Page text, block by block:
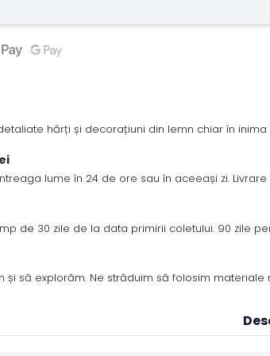
hărți și decorațiuni din lemn chiar în inima
lume în 24 de ore sau în aceeași zi.
de 30 zile de la data primirii coletului. 90 zile
și să explorăm. Ne străduim să folosim